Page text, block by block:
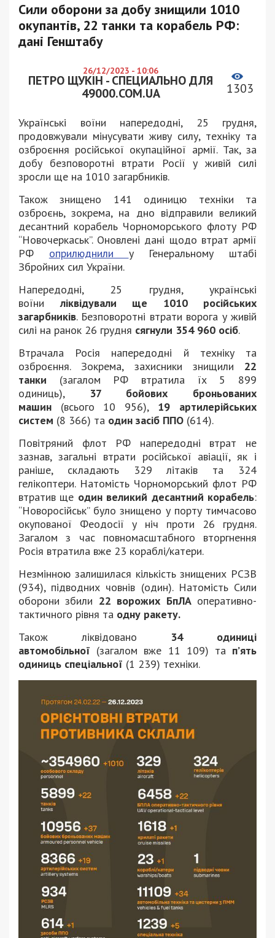
Сили оборони за добу знищили 1010
окупантів, 22 танки та корабель РФ:
дані Генштабу
26/12/2023 - 10:06
ПЕТРО ЩУКІН - СПЕЦИАЛЬНО ДЛЯ
49000.COM.UA
1303
Українські воїни напередодні, 25 грудня,
продовжували мінусувати живу силу, техніку та
озброєння російської окупаційної армії. Так, за
добу безповоротні втрати Росії у живій силі
зросли ще на 1010 загарбників.
Також знищено 141 одиницю техніки та
озброєнь, зокрема, на дно відправили великий
десантний корабель Чорноморського флоту РФ
“Новочеркаськ”. Оновлені дані щодо втрат армії
РФ оприлюднили у Генеральному штабі
Збройних сил України.
Напередодні, 25 грудня, українські
воїниліквідували ще 1010 російських
загарбників. Безповоротні втрати ворога у живій
силі на ранок 26 грудня сягнули 354 960 осіб.
Втрачала Росія напередодні й техніку та
озброєння. Зокрема, захисники знищили 22
танки (загалом РФ втратила їх 5 899
одиниць),
37 бойових броньованих
машин (всього 10 956),19 артилерійських
систем (8 366) та один засіб ППО (614).
Повітряний флот РФ напередодні втрат не
зазнав, загальні втрати російської авіації, як і
раніше, складають 329 літаків та 324
гелікоптери. Натомість Чорноморський флот РФ
втратив ще один великий десантний корабель:
“Новоросійськ” було знищено у порту тимчасово
окупованої Феодосії у ніч проти 26 грудня.
Загалом з час повномасштабного вторгнення
Росія втратила вже 23 кораблі/катери.
Незмінною залишилася кількість знищених РСЗВ
(934), підводних човнів (один). Натомість Сили
оборони збили 22 ворожих БпЛА оперативно-
тактичного рівня та одну ракету.
Також ліквідовано 34 одиниці
автомобільної (загалом вже 11 109) та п’ять
одиниць спеціальної (1 239) техніки.